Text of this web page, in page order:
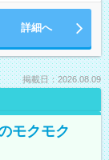
詳細へ
掲載日：2026.08.09
モクモク